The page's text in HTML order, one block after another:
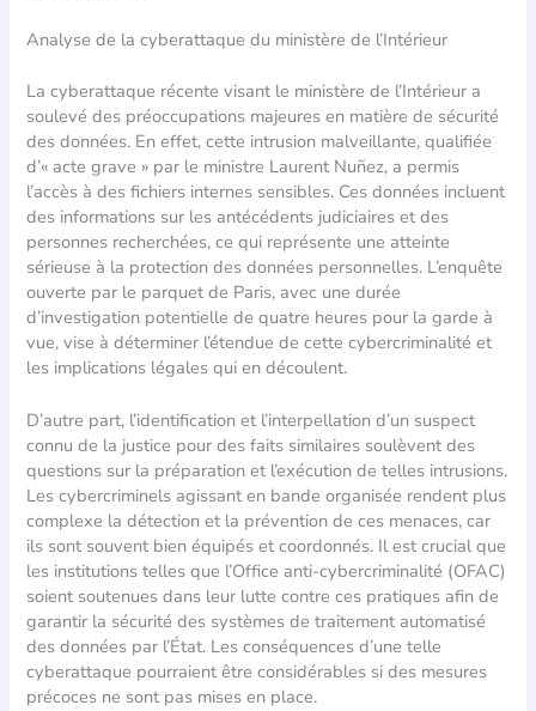
Analyse de la cyberattaque du ministère de l’Intérieur
La cyberattaque récente visant le ministère de l’Intérieur a
soulevé des préoccupations majeures en matière de sécurité
des données. En effet, cette intrusion malveillante, qualifiée
d’« acte grave » par le ministre Laurent Nuñez, a permis
l’accès à des fichiers internes sensibles. Ces données incluent
des informations sur les antécédents judiciaires et des
personnes recherchées, ce qui représente une atteinte
sérieuse à la protection des données personnelles. L’enquête
ouverte par le parquet de Paris, avec une durée
d’investigation potentielle de quatre heures pour la garde à
vue, vise à déterminer l’étendue de cette cybercriminalité et
les implications légales qui en découlent.
D’autre part, l’identification et l’interpellation d’un suspect
connu de la justice pour des faits similaires soulèvent des
questions sur la préparation et l’exécution de telles intrusions.
Les cybercriminels agissant en bande organisée rendent plus
complexe la détection et la prévention de ces menaces, car
ils sont souvent bien équipés et coordonnés. Il est crucial que
les institutions telles que l’Office anti-cybercriminalité (OFAC)
soient soutenues dans leur lutte contre ces pratiques afin de
garantir la sécurité des systèmes de traitement automatisé
des données par l’État. Les conséquences d’une telle
cyberattaque pourraient être considérables si des mesures
précoces ne sont pas mises en place.